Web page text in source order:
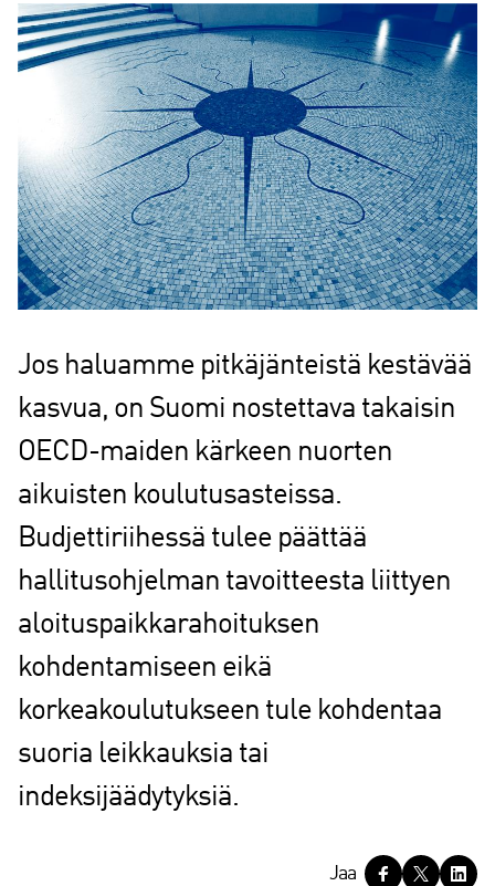
Jos haluamme pitkäjänteistä kestävää
kasvua, on Suomi nostettava takaisin
OECD-maiden kärkeen nuorten
aikuisten koulutusasteissa.
Budjettiriihessä tulee päättää
hallitusohjelman tavoitteesta liittyen
aloituspaikkarahoituksen
kohdentamiseen eikä
korkeakoulutukseen tule kohdentaa
suoria leikkauksia tai
indeksijäädytyksiä.
Jaa